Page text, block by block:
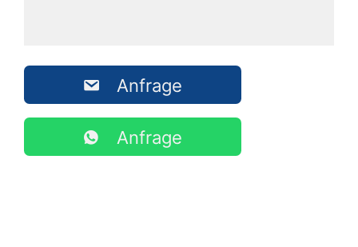
Anfrage
Anfrage